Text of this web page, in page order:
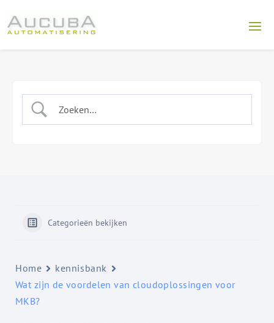
Categorieën bekijken
Home
kennisbank
Wat zijn de voordelen van cloudoplossingen voor
MKB?